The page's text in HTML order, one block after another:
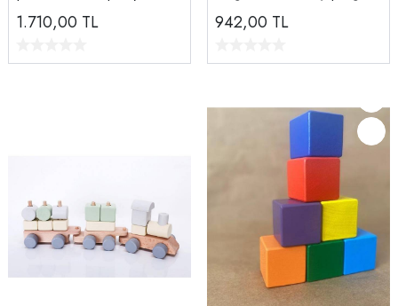
1.710,00 TL
Oyuncak | EN71 Sertifikalı
942,00 TL